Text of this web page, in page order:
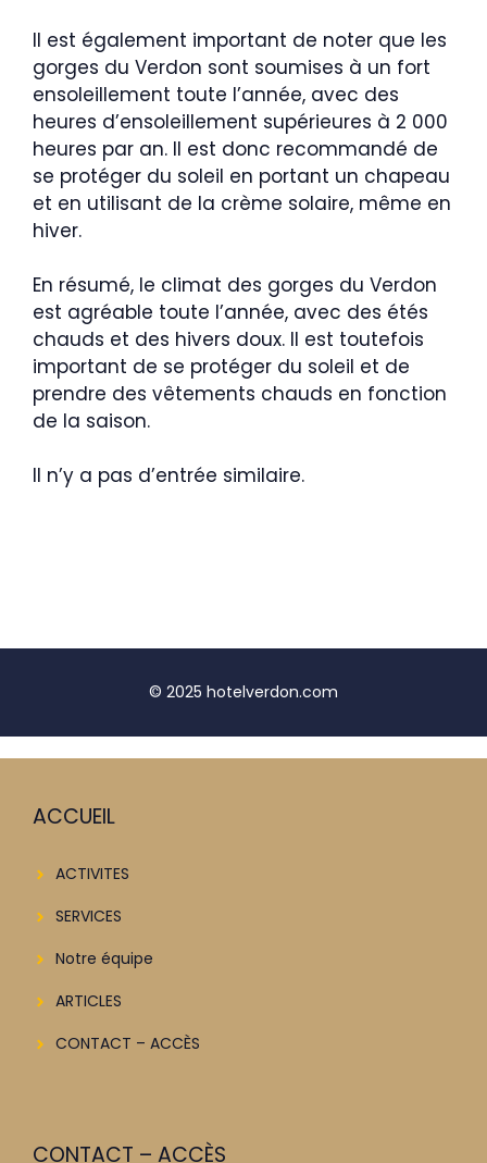
Il est également important de noter que les
gorges du Verdon sont soumises à un fort
ensoleillement toute l’année, avec des
heures d’ensoleillement supérieures à 2 000
heures par an. Il est donc recommandé de
se protéger du soleil en portant un chapeau
et en utilisant de la crème solaire, même en
hiver.
En résumé, le climat des gorges du Verdon
est agréable toute l’année, avec des étés
chauds et des hivers doux. Il est toutefois
important de se protéger du soleil et de
prendre des vêtements chauds en fonction
de la saison.
Il n’y a pas d’entrée similaire.
© 2025 hotelverdon.com
ACCUEIL
ACTIVITES
SERVICES
Notre équipe
ARTICLES
CONTACT – ACCÈS
CONTACT – ACCÈS